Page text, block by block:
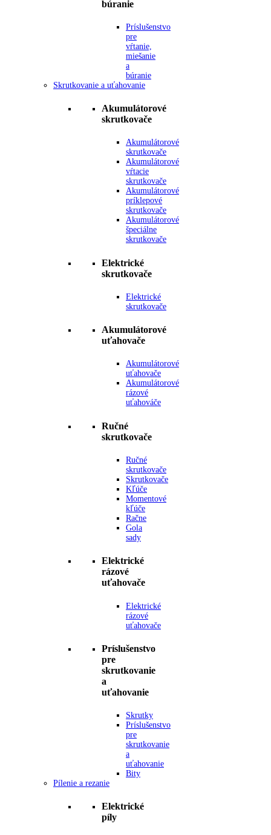
búranie
Príslušenstvo
pre
vŕtanie,
miešanie
a
búranie
Skrutkovanie a uťahovanie
Akumulátorové
skrutkovače
Akumulátorové
skrutkovače
Akumulátorové
vŕtacie
skrutkovače
Akumulátorové
príklepové
skrutkovače
Akumulátorové
špeciálne
skrutkovače
Elektrické
skrutkovače
Elektrické
skrutkovače
Akumulátorové
uťahovače
Akumulátorové
uťahovače
Akumulátorové
rázové
uťahováče
Ručné
skrutkovače
Ručné
skrutkovače
Skrutkovače
Kľúče
Momentové
kľúče
Račne
Gola
sady
Elektrické
rázové
uťahovače
Elektrické
rázové
uťahovače
Príslušenstvo
pre
skrutkovanie
a
uťahovanie
Skrutky
Príslušenstvo
pre
skrutkovanie
a
uťahovanie
Bity
Pílenie a rezanie
Elektrické
píly